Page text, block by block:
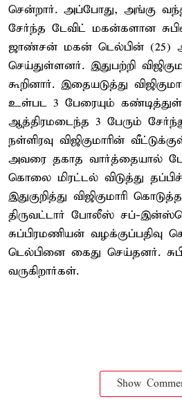
சென்றார். அப்போது, அங்கு
சேர்ந்த டேவிட் மகன்களான
ஜாண்சன் மகன் டெல்பின் (25)
செய்துள்ளனர். இதுபற்றி
கூறினார். இதையடுத்து
உள்பட 3 பேரையும்
ஆத்திரமடைந்த 3 பேரும்
நள்ளிரவு விஜிகுமாரின்
அவரை தகாத வார்த்தையால்
கொலை மிரட்டல் விடுத்து
இதுகுறித்து விஜிகுமாரி
திருவட்டார் போலீஸ் சப்-
சுப்பிரமணியன் வழக்குப்பதிவு
டெல்பினை கைது செய்தனர்.
வருகிறார்கள்.
Show